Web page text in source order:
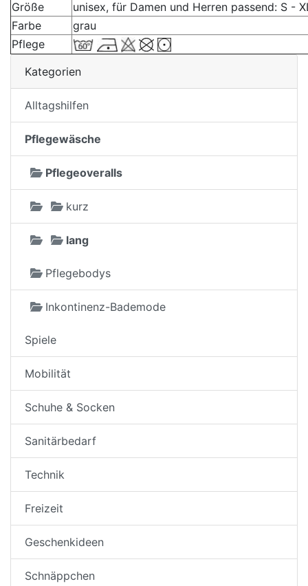
Größe
unisex, für Damen und Herren passend: S -
Farbe
grau
Pflege
Kategorien
Alltagshilfen
Pflegewäsche
Pflegeoveralls
kurz
lang
Pflegebodys
Inkontinenz-Bademode
Spiele
Mobilität
Schuhe & Socken
Sanitärbedarf
Technik
Freizeit
Geschenkideen
Schnäppchen